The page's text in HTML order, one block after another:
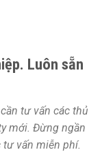
Luôn sẵn
tư vấn các thủ
mới. Đừng ngần
tư vấn miễn phí.